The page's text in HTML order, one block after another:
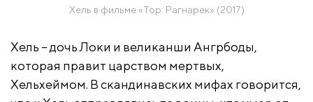
Хель в фильме «Тор: Рагнарек» (2017)
Хель – дочь Локи и великанши Ангрбоды,
которая правит царством мертвых,
Хельхеймом. В скандинавских мифах говорится,